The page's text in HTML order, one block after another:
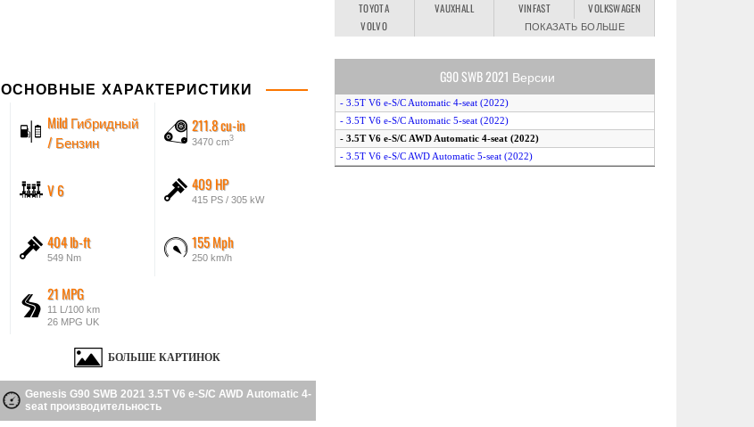
ОСНОВНЫЕ ХАРАКТЕРИСТИКИ
Mild Гибридный
/ Бензин
211.8 cu-in
3470 cm3
V 6 409 HP
415 PS / 305 kW
404 lb-ft
549 Nm
155 Mph
250 km/h
21 MPG
11 L/100 km
26 MPG UK
БОЛЬШЕ КАРТИНОК
Genesis G90 SWB 2021 3.5T V6 e-S/C AWD Automatic 4-
seat производительность
TOYOTA
VAUXHALL VINFAST
VOLKSWAGEN
VOLVO
ПОКАЗАТЬ БОЛЬШЕ
G90 SWB 2021 Версии
- 3.5T V6 e-S/C Automatic 4-seat (2022)
- 3.5T V6 e-S/C Automatic 5-seat (2022)
- 3.5T V6 e-S/C AWD Automatic 4-seat (2022)
- 3.5T V6 e-S/C AWD Automatic 5-seat (2022)